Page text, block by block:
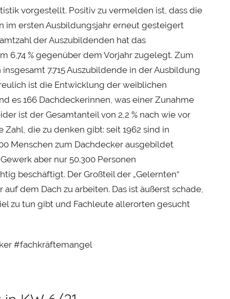
n
H
e
r
vorgestellt. Positiv zu vermelden ist, dass die
im ersten Ausbildungsjahr erneut gesteigert
der Auszubildenden hat das
6,74 % gegenüber dem Vorjahr zugelegt. Zum
insgesamt 7.715 Auszubildende in der Ausbildung
ist die Entwicklung der weiblichen
es 166 Dachdeckerinnen, was einer Zunahme
ist der Gesamtanteil von 2,2 % nach wie vor
Zahl, die zu denken gibt: seit 1962 sind in
Menschen zum Dachdecker ausgebildet
aber nur 50.300 Personen
beschäftigt. Der Großteil der „Gelernten“
dem Dach zu arbeiten. Das ist äußerst schade,
zu tun gibt und Fachleute allerorten gesucht
#fachkräftemangel